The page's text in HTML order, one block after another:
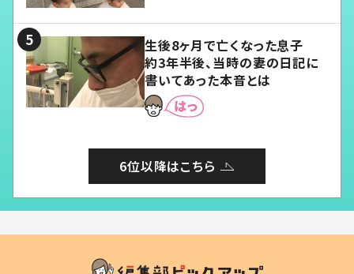
生後8ヶ月で亡くなった息子
約3年半後、当時の妻の日記に
書いてあった本音とは
6位以降はこちら